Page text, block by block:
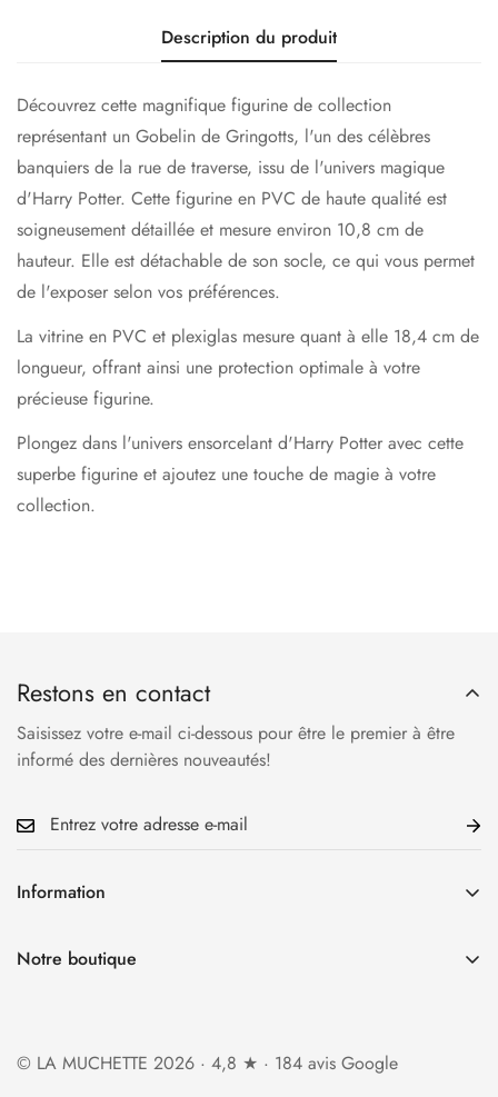
Description du produit
Découvrez cette magnifique figurine de collection
représentant un Gobelin de Gringotts, l'un des célèbres
banquiers de la rue de traverse, issu de l'univers magique
d'Harry Potter. Cette figurine en PVC de haute qualité est
soigneusement détaillée et mesure environ 10,8 cm de
hauteur. Elle est détachable de son socle, ce qui vous permet
de l'exposer selon vos préférences.
La vitrine en PVC et plexiglas mesure quant à elle 18,4 cm de
longueur, offrant ainsi une protection optimale à votre
précieuse figurine.
Plongez dans l'univers ensorcelant d'Harry Potter avec cette
superbe figurine et ajoutez une touche de magie à votre
collection.
Information
La Boutique
Notre boutique
de 10h30 à 13h et de 14h à 19h
Restons en contact
Saisissez votre e-mail ci-dessous pour être le premier à être
informé des dernières nouveautés!
© LA MUCHETTE 2026 · 4,8 ★ · 184 avis Google